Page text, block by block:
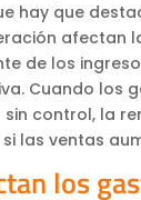
hay que
afectan
de los
Cuando los
control, la
las ventas
los